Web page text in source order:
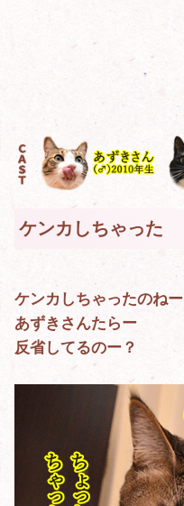
ケンカしちゃった
ケンカしちゃったのねー
あずきさんたらー
反省してるのー？